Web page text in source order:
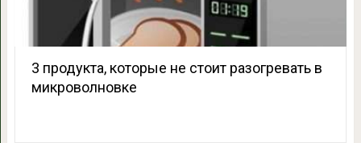
3 продукта, которые не стоит разогревать в
микроволновке